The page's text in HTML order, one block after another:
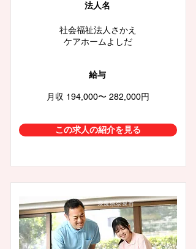
法人名
社会福祉法人さかえ
ケアホームよしだ
給与
月収 194,000〜 282,000円
この求人の紹介を見る
奈良県奈良市